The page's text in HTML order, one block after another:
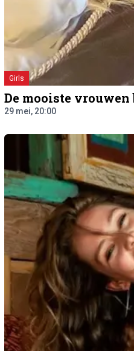
Girls
De mooiste vrouwen
29 mei, 20:00